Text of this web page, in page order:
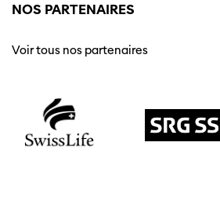
NOS PARTENAIRES
Voir tous nos partenaires